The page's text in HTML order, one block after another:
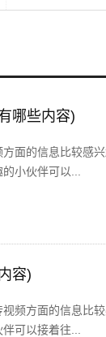
哪些内容)
面的信息比较感
小伙伴可以...
容)
频方面的信息比
可以接着往...